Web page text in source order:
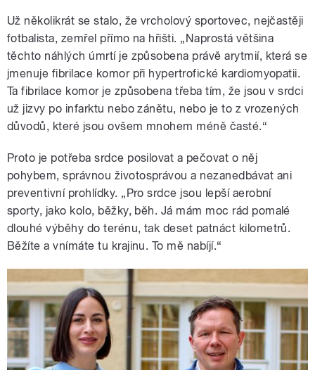
Už několikrát se stalo, že vrcholový sportovec, nejčastěji
fotbalista, zemřel přímo na hřišti. „Naprostá většina
těchto náhlých úmrtí je způsobena právě arytmií, která se
jmenuje fibrilace komor při hypertrofické kardiomyopatii.
Ta fibrilace komor je způsobena třeba tím, že jsou v srdci
už jizvy po infarktu nebo zánětu, nebo je to z vrozených
důvodů, které jsou ovšem mnohem méně časté.“
Proto je potřeba srdce posilovat a pečovat o něj
pohybem, správnou životosprávou a nezanedbávat ani
preventivní prohlídky. „Pro srdce jsou lepší aerobní
sporty, jako kolo, běžky, běh. Já mám moc rád pomalé
dlouhé výběhy do terénu, tak deset patnáct kilometrů.
Běžíte a vnímáte tu krajinu. To mě nabíjí.“